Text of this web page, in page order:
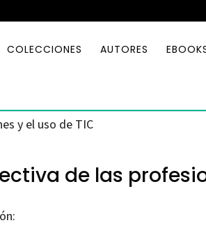
COLECCIONES AUTORES
y el uso de TIC
de las